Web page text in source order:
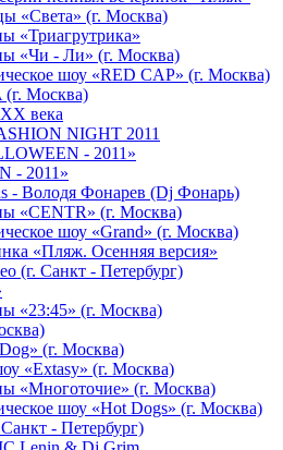
«Света» (г. Москва)
«Триагрутрика»
«Чи - Ли» (г. Москва)
шоу «RED CAP» (г. Москва)
Москва)
века
NIGHT 2011
- 2011»
- 2011»
- Володя Фонарев (Dj Фонарь)
«CENTR» (г. Москва)
шоу «Grand» (г. Москва)
«Пляж. Осенняя версия»
(г. Санкт - Петербург)
«23:45» (г. Москва)
(г. Москва)
«Extasy» (г. Москва)
«Многоточие» (г. Москва)
шоу «Hot Dogs» (г. Москва)
- Петербург)